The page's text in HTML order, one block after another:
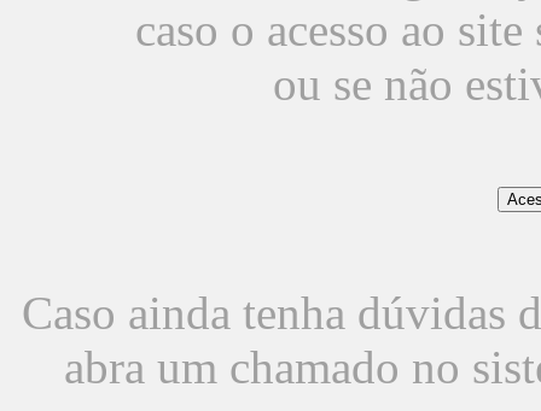
caso o acesso ao
ou se não
Caso ainda tenha dúvidas
abra um chamado no